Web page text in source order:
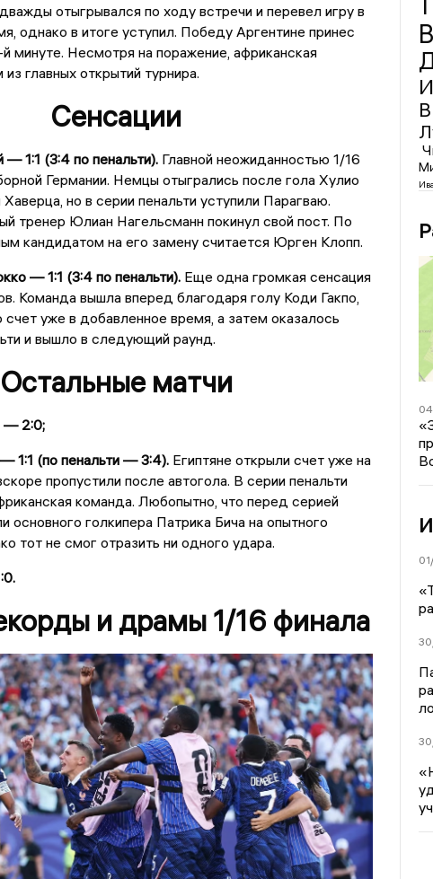
отыгрывался по ходу встречи и перевел игру в
однако в итоге уступил. Победу Аргентине принес
минуте. Несмотря на поражение, африканская
главных открытий турнира.
Сенсации
1:1 (3:4 по пенальти).Главной неожиданностью 1/16
Германии. Немцы отыгрались после гола Хулио
но в серии пенальти уступили Парагваю.
тренер Юлиан Нагельсманн покинул свой пост. По
кандидатом на его замену считается Юрген Клопп.
— 1:1 (3:4 по пенальти).Еще одна громкая сенсация
Команда вышла вперед благодаря голу Коди Гакпо,
уже в добавленное время, а затем оказалось
и вышло в следующий раунд.
Остальные матчи
— 2:0;
1:1 (по пенальти — 3:4).Египтяне открыли счет уже на
пропустили после автогола. В серии пенальти
команда. Любопытно, что перед серией
основного голкипера Патрика Бича на опытного
тот не смог отразить ни одного удара.
и драмы 1/16 финала